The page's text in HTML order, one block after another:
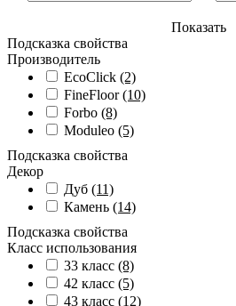
Показать
Подсказка свойства
Производитель
EcoClick (2)
FineFloor(10)
Forbo (8)
Moduleo (5)
Подсказка свойства
Декор
Дуб (11)
Камень (14)
Подсказка свойства
Класс использования
33 класс (8)
42 класс (5)
43 класс (12)